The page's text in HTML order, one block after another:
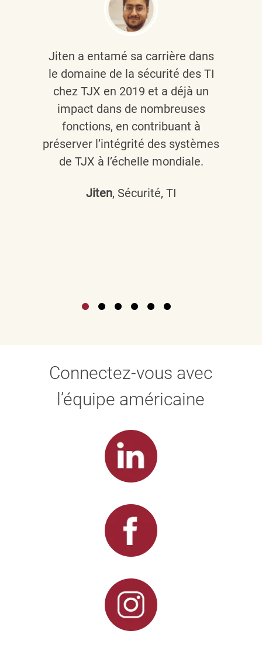
Jiten a entamé sa carrière dans
le domaine de la sécurité des TI
chez TJX en 2019 et a déjà un
impact dans de nombreuses
fonctions, en contribuant à
préserver l’intégrité des systèmes
de TJX à l’échelle mondiale.
Jiten, Sécurité, TI
Connectez-vous avec
l’équipe américaine